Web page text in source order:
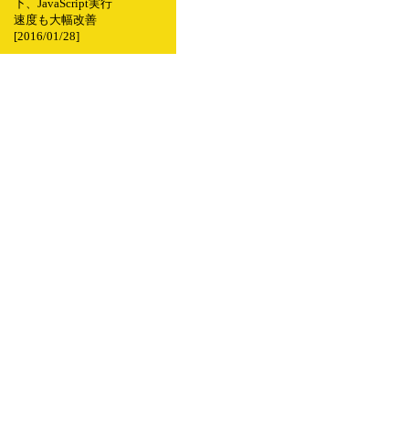
下、JavaScript実行
速度も大幅改善
[2016/01/28]